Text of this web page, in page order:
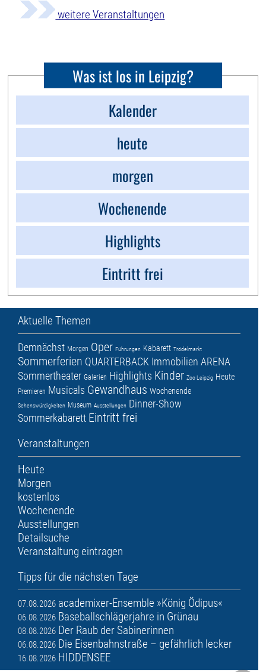
weitere Veranstaltungen
Was ist los in Leipzig?
Kalender
heute
morgen
Wochenende
Highlights
Eintritt frei
Aktuelle Themen
Demnächst Morgen Oper Führungen Kabarett Trödelmarkt
Sommerferien QUARTERBACK Immobilien ARENA
Sommertheater Galerien Highlights Kinder Zoo Leipzig Heute
Premieren Musicals Gewandhaus Wochenende
Sehenswürdigkeiten Museum Ausstellungen Dinner-Show
Sommerkabarett Eintritt frei
Veranstaltungen
Heute
Morgen
kostenlos
Wochenende
Ausstellungen
Detailsuche
Veranstaltung eintragen
Tipps für die nächsten Tage
07.08.2026 academixer-Ensemble »König Ödipus«
06.08.2026 Baseballschlägerjahre in Grünau
08.08.2026 Der Raub der Sabinerinnen
06.08.2026 Die Eisenbahnstraße – gefährlich lecker
16.08.2026 HIDDENSEE